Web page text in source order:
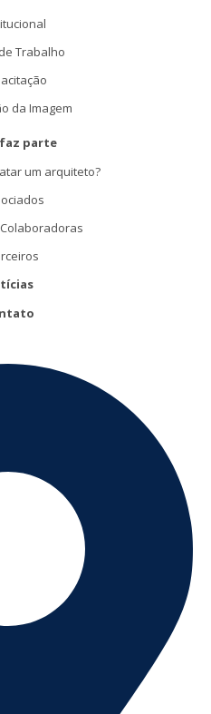
Trabalho
da Imagem
parte
um arquiteto?